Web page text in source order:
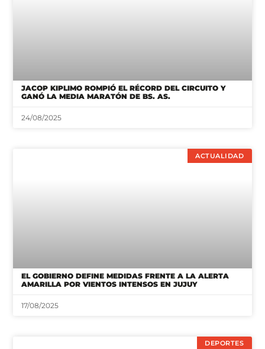
JACOP KIPLIMO ROMPIÓ EL RÉCORD DEL CIRCUITO Y
GANÓ LA MEDIA MARATÓN DE BS. AS.
24/08/2025
ACTUALIDAD
EL GOBIERNO DEFINE MEDIDAS FRENTE A LA ALERTA
AMARILLA POR VIENTOS INTENSOS EN JUJUY
17/08/2025
DEPORTES